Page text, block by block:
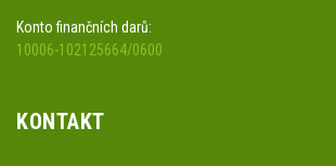
Konto finančních darů:
10006-102125664/0600
KONTAKT